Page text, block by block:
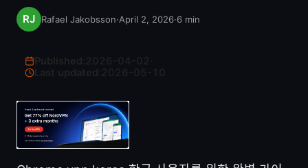
Rafael Jakobsson·April 2, 2026·6 min
Last updated: